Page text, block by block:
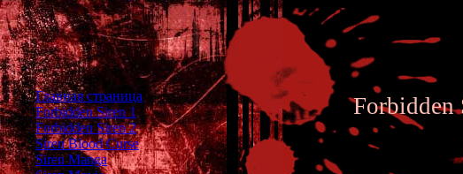
Главная страница
Forbidden Siren 1
Forbidden Siren 2
Siren Blood Curse
Siren Manga
Forbidden